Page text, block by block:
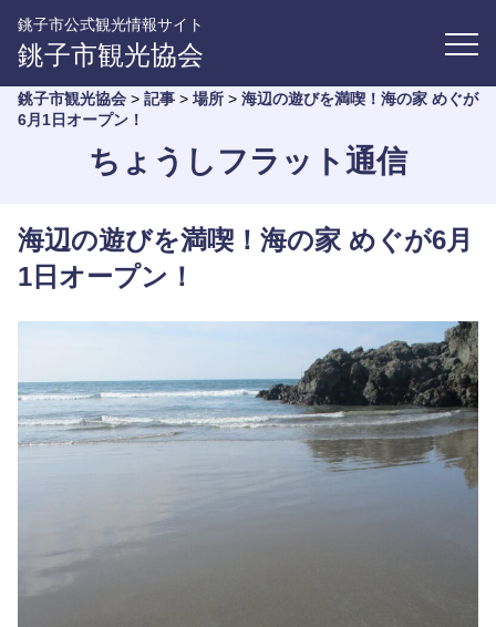
銚子市公式観光情報サイト
銚子市観光協会
銚子市観光協会 > 記事 > 場所 > 海辺の遊びを満喫！海の家 めぐが
6月1日オープン！
ちょうしフラット通信
海辺の遊びを満喫！海の家 めぐが6月
1日オープン！